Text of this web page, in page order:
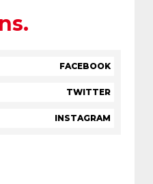
FACEBOOK
TWITTER
INSTAGRAM